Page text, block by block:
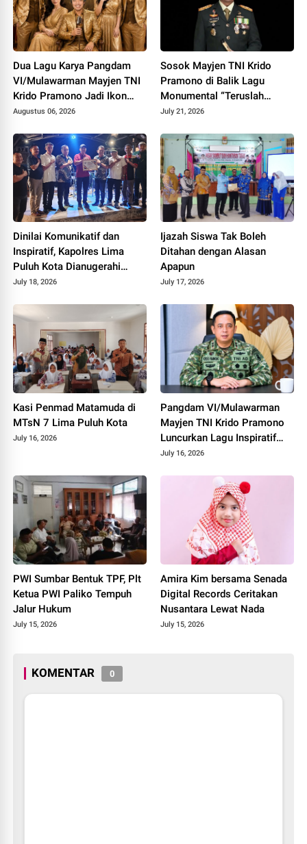
Dua Lagu Karya Pangdam
VI/Mulawarman Mayjen TNI
Krido Pramono Jadi Ikon
Singing Competition HUT ke
Augustus 06, 2026
Sosok Mayjen TNI Krido
Pramono di Balik Lagu
Monumental “Teruslah
Melangkah”
July 21, 2026
Dinilai Komunikatif dan
Inspiratif, Kapolres Lima
Puluh Kota Dianugerahi
Penghargaan
July 18, 2026
Ijazah Siswa Tak Boleh
Ditahan dengan Alasan
Apapun
July 17, 2026
Kasi Penmad Matamuda di
MTsN 7 Lima Puluh Kota
July 16, 2026
Pangdam VI/Mulawarman
Mayjen TNI Krido Pramono
Luncurkan Lagu Inspiratif
"Teruslah Melangkah"
July 16, 2026
PWI Sumbar Bentuk TPF, Plt
Ketua PWI Paliko Tempuh
Jalur Hukum
July 15, 2026
Amira Kim bersama Senada
Digital Records Ceritakan
Nusantara Lewat Nada
July 15, 2026
KOMENTAR 0